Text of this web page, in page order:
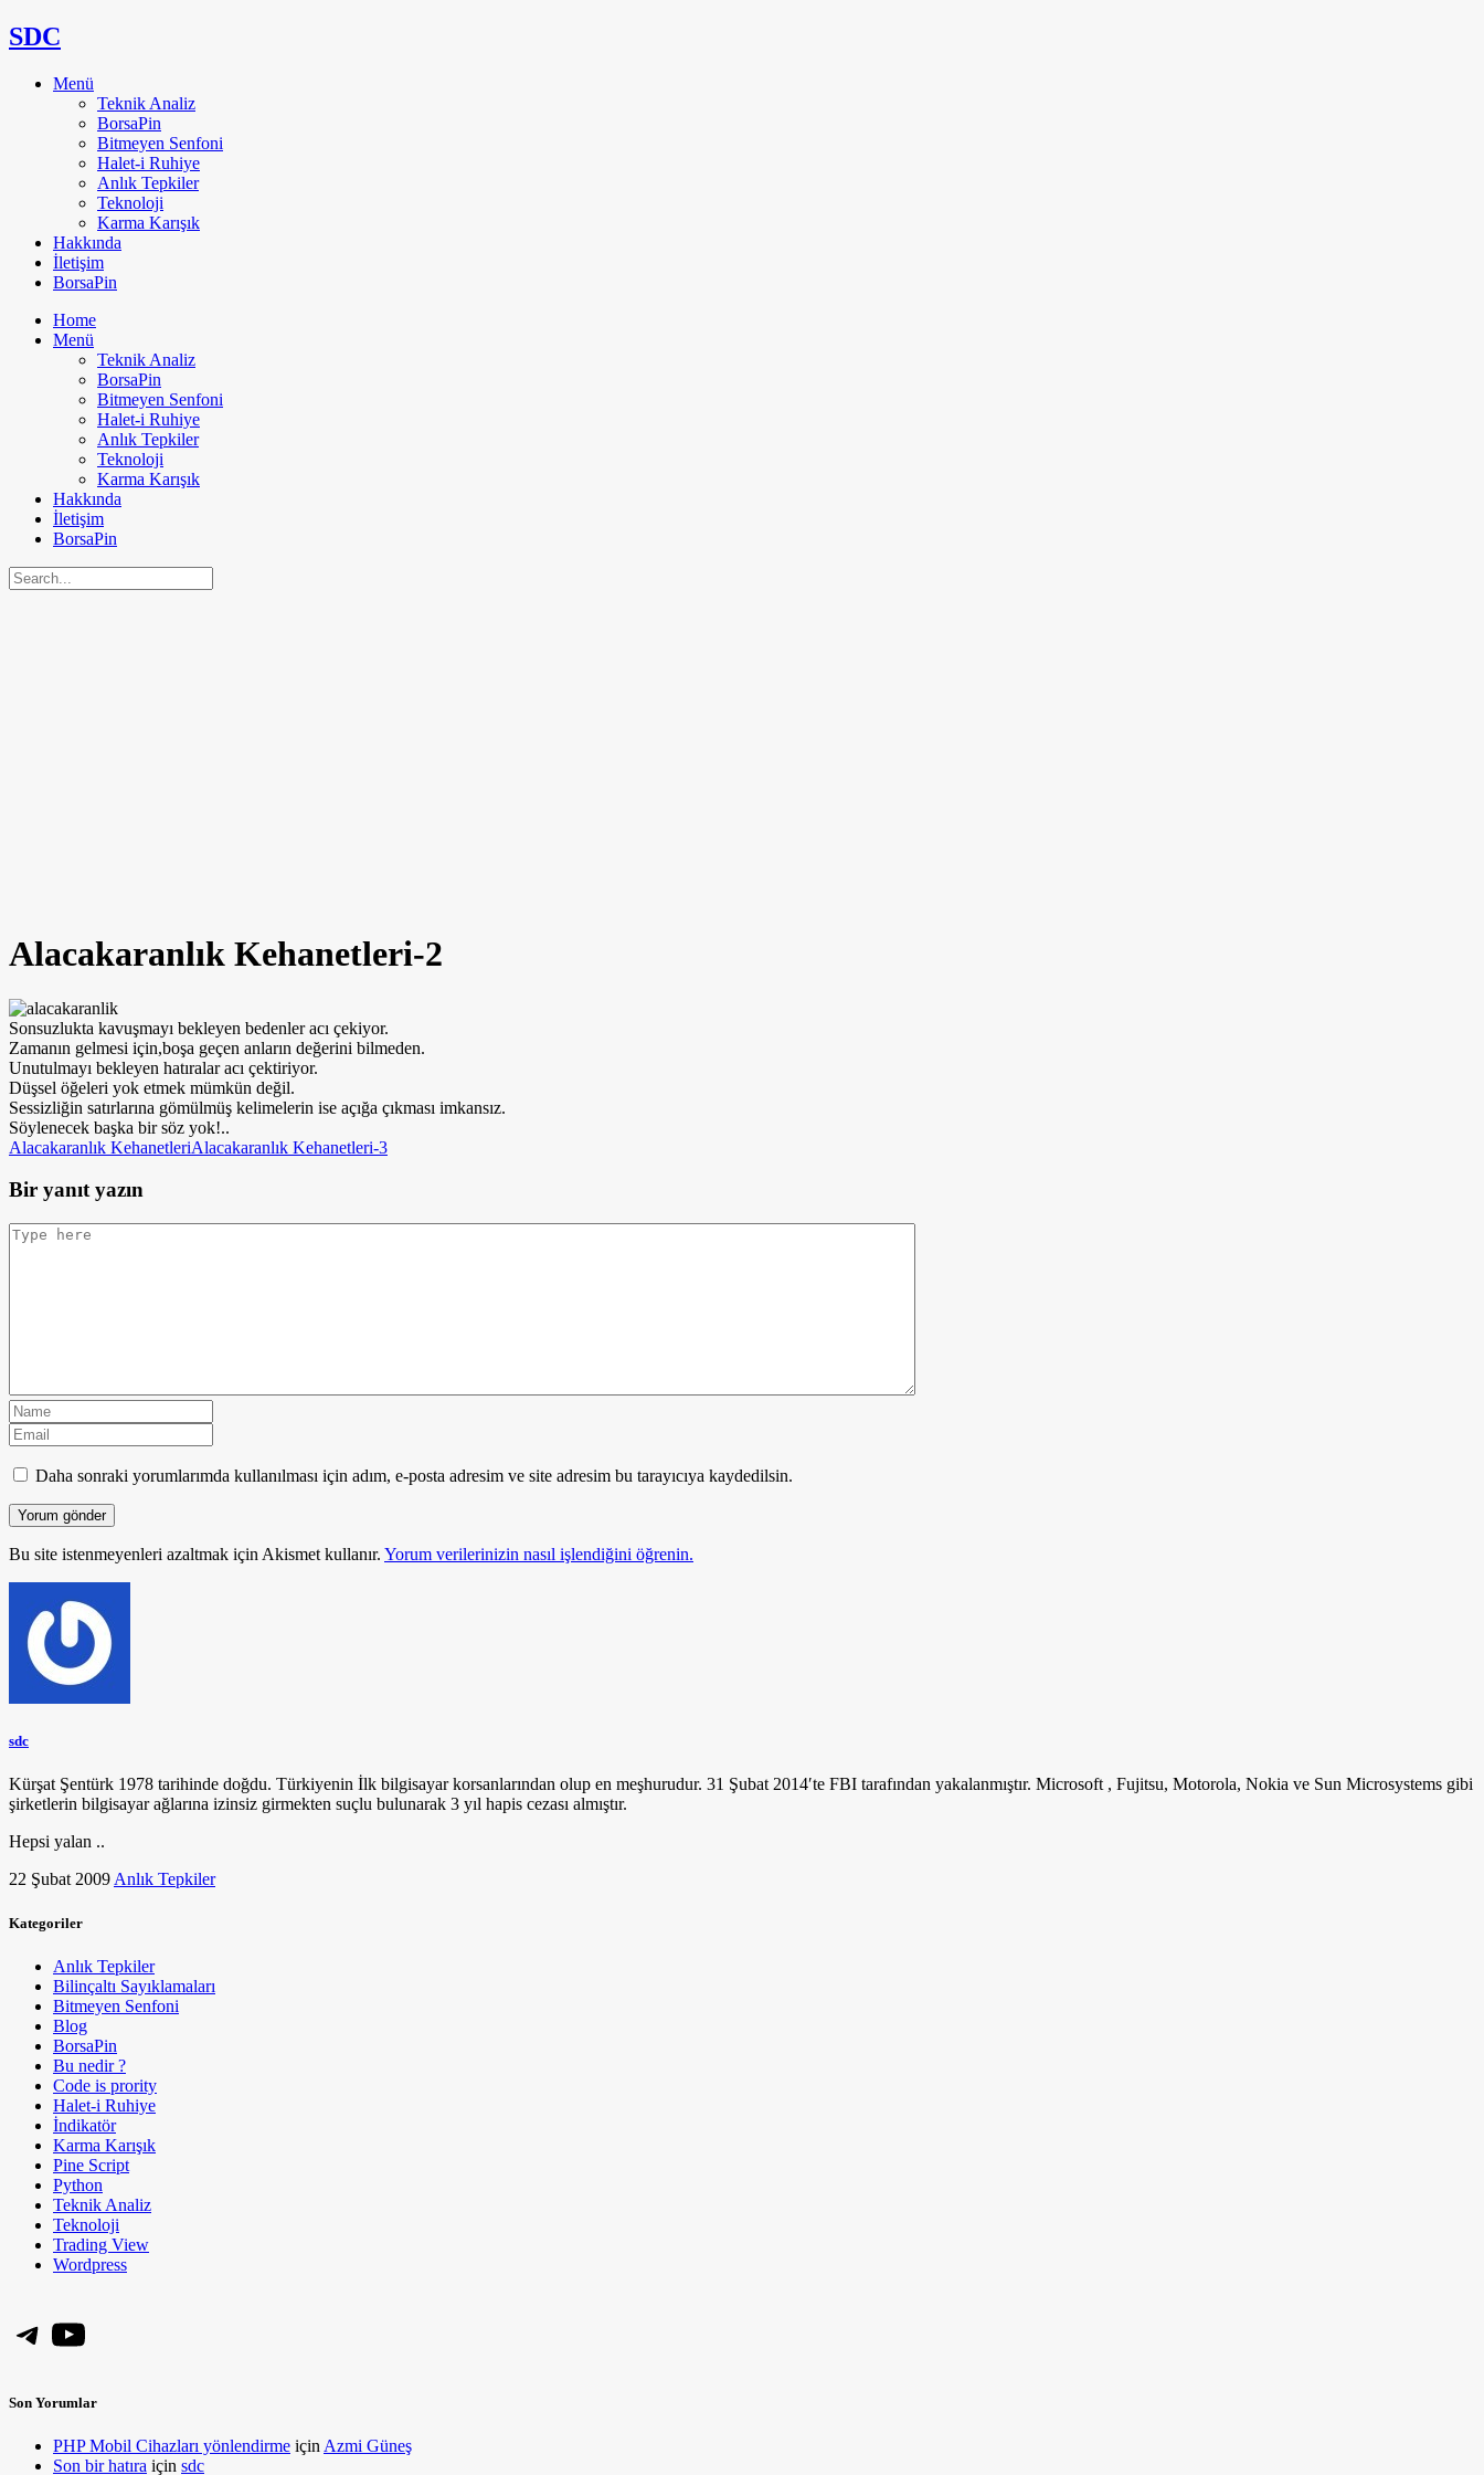
SDC
Menü
Teknik Analiz
BorsaPin
Bitmeyen Senfoni
Halet-i Ruhiye
Anlık Tepkiler
Teknoloji
Karma Karışık
Hakkında
İletişim
BorsaPin
Home
Menü
Teknik Analiz
BorsaPin
Bitmeyen Senfoni
Halet-i Ruhiye
Anlık Tepkiler
Teknoloji
Karma Karışık
Hakkında
İletişim
BorsaPin
Alacakaranlık Kehanetleri-2
Sonsuzlukta kavuşmayı bekleyen bedenler acı çekiyor.
Zamanın gelmesi için,boşa geçen anların değerini bilmeden.
Unutulmayı bekleyen hatıralar acı çektiriyor.
Düşsel öğeleri yok etmek mümkün değil.
Sessizliğin satırlarına gömülmüş kelimelerin ise açığa çıkması imkansız.
Söylenecek başka bir söz yok!..
Alacakaranlık KehanetleriAlacakaranlık Kehanetleri-3
Bir yanıt yazın
Daha sonraki yorumlarımda kullanılması için adım, e-posta adresim ve site adresim bu tarayıcıya kaydedilsin.
Bu site istenmeyenleri azaltmak için Akismet kullanır. Yorum verilerinizin nasıl işlendiğini öğrenin.
sdc
Kürşat Şentürk 1978 tarihinde doğdu. Türkiyenin İlk bilgisayar korsanlarından olup en meşhurudur. 31 Şubat 2014′te FBI tarafından yakalanmıştır. Microsoft , Fujitsu, Motorola, Nokia ve Sun Microsystems gibi
şirketlerin bilgisayar ağlarına izinsiz girmekten suçlu bulunarak 3 yıl hapis cezası almıştır.
Hepsi yalan ..
22 Şubat 2009Anlık Tepkiler
Kategoriler
Anlık Tepkiler
Bilinçaltı Sayıklamaları
Bitmeyen Senfoni
Blog
BorsaPin
Bu nedir ?
Code is prority
Halet-i Ruhiye
İndikatör
Karma Karışık
Pine Script
Python
Teknik Analiz
Teknoloji
Trading View
Wordpress
Telegram
YouTube
Son Yorumlar
PHP Mobil Cihazları yönlendirme için Azmi Güneş
Son bir hatıra için sdc